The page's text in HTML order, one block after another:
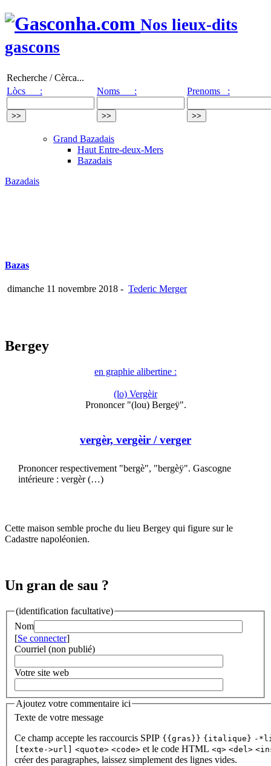
Nos lieux-dits
gascons
Recherche / Cèrca...
Lòcs :
Noms : Prenoms :
Grand Bazadais
Haut Entre-deux-Mers
Bazadais
Bazadais
Bazas
dimanche 11 novembre 2018 - Tederic Merger
Bergey
en graphie alibertine :
(lo) Vergèir
Prononcer "(lou) Bergeÿ".
vergèr, vergèir / verger
Prononcer respectivement "bergè", "bergèÿ". Gascogne
intérieure : vergèr (…)
Cette maison semble proche du lieu Bergey qui figure sur le
Cadastre napoléonien.
Un gran de sau ?
(identification facultative)
Nom
[Se connecter]
Courriel (non publié)
Votre site web
Ajoutez votre commentaire ici
Texte de votre message
Ce champ accepte les raccourcis SPIP {{gras}} {italique} -
[texte->url]
<quote> <code> et le code HTML <q> <del>
créer des paragraphes, laissez simplement des lignes vides.